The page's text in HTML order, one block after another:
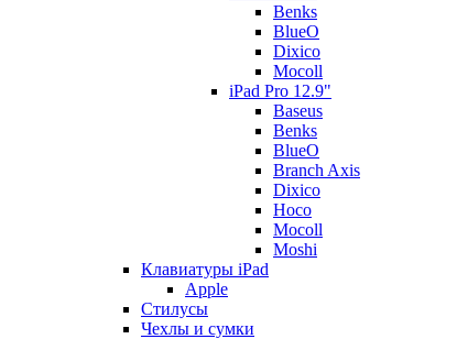
Benks
BlueO
Dixico
Mocoll
iPad Pro 12.9"
Baseus
Benks
BlueO
Branch Axis
Dixico
Hoco
Mocoll
Moshi
Клавиатуры iPad
Apple
Стилусы
Чехлы и сумки